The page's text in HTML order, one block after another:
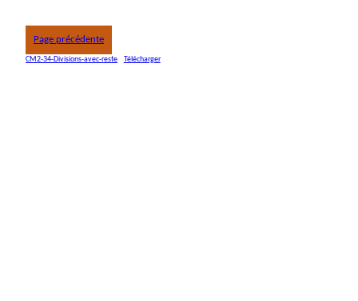
Page précédente
CM2-34-Divisions-avec-reste Télécharger